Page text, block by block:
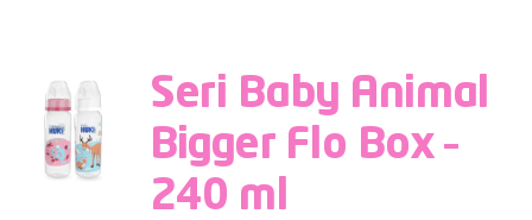
Seri Baby Animal
Bigger Flo Box –
240 ml